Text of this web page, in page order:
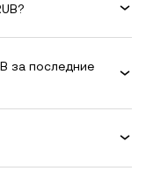
за последние